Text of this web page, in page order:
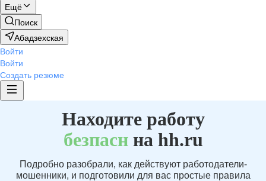
Ещё
Поиск
Абадзехская
Войти
Войти
Создать резюме
Находите работу
безпаснна hh.ru
Подробно разобрали, как действуют работодатели-
мошенники, и подготовили для вас простые правила